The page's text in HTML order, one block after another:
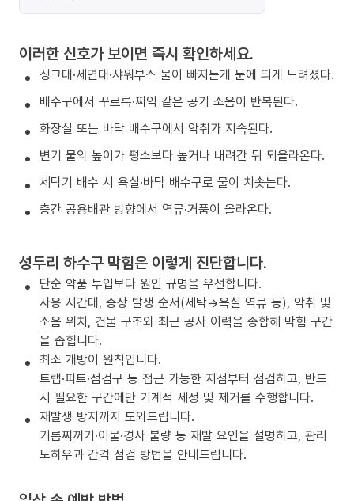
이러한 신호가 보이면 즉시 확인하세요.
싱크대·세면대·샤워부스 물이 빠지는게 눈에 띄게 느려졌다.
배수구에서 꾸르륵·찌익 같은 공기 소음이 반복된다.
화장실 또는 바닥 배수구에서 악취가 지속된다.
변기 물의 높이가 평소보다 높거나 내려간 뒤 되올라온다.
세탁기 배수 시 욕실·바닥 배수구로 물이 치솟는다.
층간 공용배관 방향에서 역류·거품이 올라온다.
성두리 하수구 막힘은 이렇게 진단합니다.
단순 약품 투입보다 원인 규명을 우선합니다.
사용 시간대, 증상 발생 순서(세탁→욕실 역류 등), 악취 및
소음 위치, 건물 구조와 최근 공사 이력을 종합해 막힘 구간
을 좁힙니다.
최소 개방이 원칙입니다.
트랩·피트·점검구 등 접근 가능한 지점부터 점검하고, 반드
시 필요한 구간에만 기계적 세정 및 제거를 수행합니다.
재발생 방지까지 도와드립니다.
기름찌꺼기·이물·경사 불량 등 재발 요인을 설명하고, 관리
노하우과 간격 점검 방법을 안내드립니다.